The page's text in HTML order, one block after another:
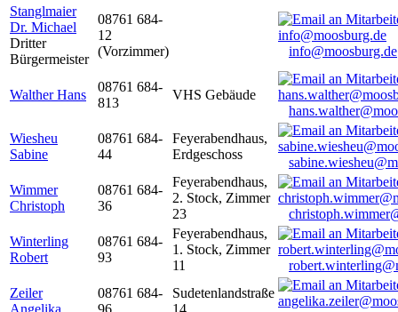
Stanglmaier
Dr. Michael
Dritter
Bürgermeister
08761 684-
12
(Vorzimmer)
info@moosburg.de
Walther Hans
08761 684-
813
VHS Gebäude
Wiesheu
Sabine
08761 684-
44
Feyerabendhaus,
Erdgeschoss
Wimmer
Christoph
08761 684-
36
Feyerabendhaus,
2. Stock, Zimmer
23
Winterling
Robert
08761 684-
93
Feyerabendhaus,
1. Stock, Zimmer
11
Zeiler
Angelika
08761 684-
96
Sudetenlandstraße
14